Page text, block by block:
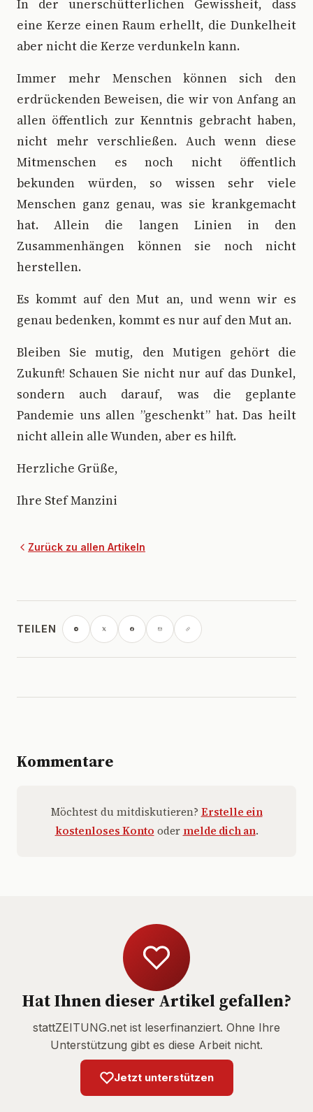
In der unerschütterlichen Gewissheit, dass
eine Kerze einen Raum erhellt, die Dunkelheit
aber nicht die Kerze verdunkeln kann.
Immer mehr Menschen können sich den
erdrückenden Beweisen, die wir von Anfang an
allen öffentlich zur Kenntnis gebracht haben,
nicht mehr verschließen. Auch wenn diese
Mitmenschen es noch nicht öffentlich
bekunden würden, so wissen sehr viele
Menschen ganz genau, was sie krankgemacht
hat. Allein die langen Linien in den
Zusammenhängen können sie noch nicht
herstellen.
Es kommt auf den Mut an, und wenn wir es
genau bedenken, kommt es nur auf den Mut an.
Bleiben Sie mutig, den Mutigen gehört die
Zukunft! Schauen Sie nicht nur auf das Dunkel,
sondern auch darauf, was die geplante
Pandemie uns allen ”geschenkt” hat. Das heilt
nicht allein alle Wunden, aber es hilft.
Herzliche Grüße,
Ihre Stef Manzini
Zurück zu allen Artikeln
TEILEN
Kommentare
Möchtest du mitdiskutieren? Erstelle ein
kostenloses Konto oder melde dich an.
Hat Ihnen dieser Artikel gefallen?
stattZEITUNG.net ist leserfinanziert. Ohne Ihre
Unterstützung gibt es diese Arbeit nicht.
Jetzt unterstützen